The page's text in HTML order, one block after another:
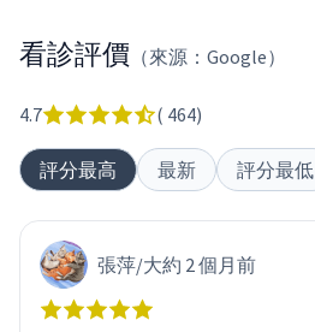
看診評價 （來源：Google）
4.7 ( 464)
評分最高 最新 評分最低
張萍/大約 2 個月前